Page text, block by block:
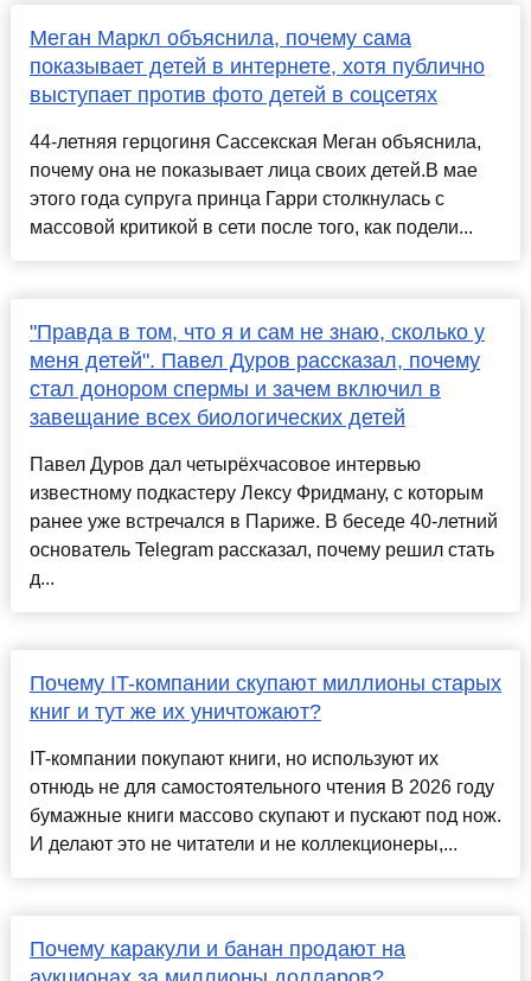
Меган Маркл объяснила, почему сама
показывает детей в интернете, хотя публично
выступает против фото детей в соцсетях
44-летняя герцогиня Сассекская Меган объяснила,
почему она не показывает лица своих детей.В мае
этого года супруга принца Гарри столкнулась с
массовой критикой в сети после того, как подели...
"Правда в том, что я и сам не знаю, сколько у
меня детей". Павел Дуров рассказал, почему
стал донором спермы и зачем включил в
завещание всех биологических детей
Павел Дуров дал четырёхчасовое интервью
известному подкастеру Лексу Фридману, с которым
ранее уже встречался в Париже. В беседе 40-летний
основатель Telegram рассказал, почему решил стать
д...
Почему IT-компании скупают миллионы старых
книг и тут же их уничтожают?
IT-компании покупают книги, но используют их
отнюдь не для самостоятельного чтения В 2026 году
бумажные книги массово скупают и пускают под нож.
И делают это не читатели и не коллекционеры,...
Почему каракули и банан продают на